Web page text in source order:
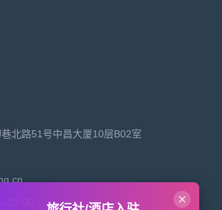
北路51号中昌大厦10层B02室
21:00